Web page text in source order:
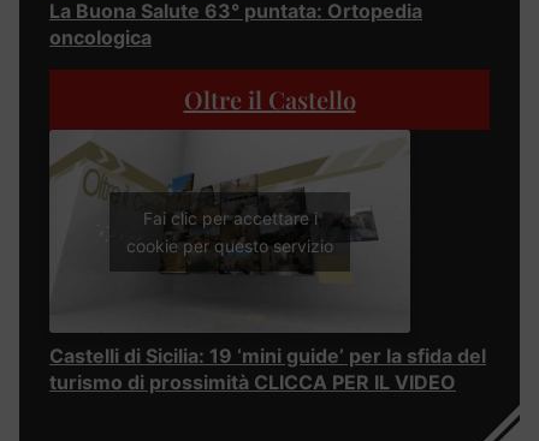
La Buona Salute 63° puntata: Ortopedia
oncologica
Oltre il Castello
Fai clic per accettare i
cookie per questo servizio
Castelli di Sicilia: 19 ‘mini guide’ per la sfida del
turismo di prossimità CLICCA PER IL VIDEO